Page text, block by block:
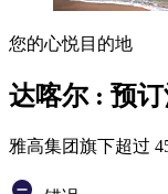
您的心悦目的地
达喀尔 : 预
雅高集团旗下超过